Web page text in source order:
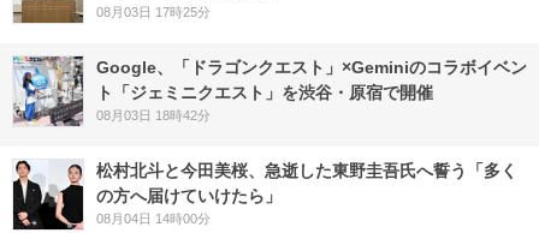
08月03日 17時25分
Google、「ドラゴンクエスト」×Geminiのコラボイベン
ト「ジェミニクエスト」を渋谷・原宿で開催
08月03日 18時42分
松村北斗と今田美桜、急逝した東野圭吾氏へ誓う「多く
の方へ届けていけたら」
08月04日 14時00分